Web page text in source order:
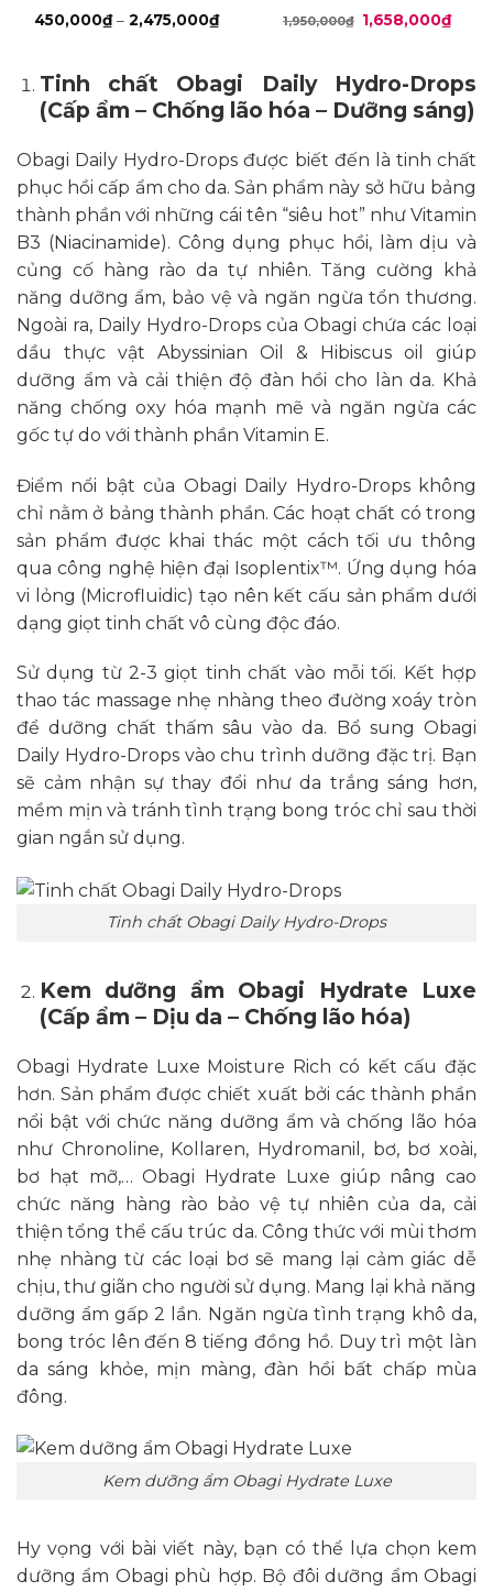
450,000₫ – 2,475,000₫Khoảng
giá:
đến
2,475,000₫
1,950,000₫ Giá
gốc
1,658,000₫Giá
hiện
Tinh chất Obagi Daily Hydro-Drops
(Cấp ẩm – Chống lão hóa – Dưỡng sáng)
Obagi Daily Hydro-Drops được biết đến là tinh chất
phục hồi cấp ẩm cho da. Sản phẩm này sở hữu bảng
thành phần với những cái tên “siêu hot” như Vitamin
B3 (Niacinamide). Công dụng phục hồi, làm dịu và
củng cố hàng rào da tự nhiên. Tăng cường khả
năng dưỡng ẩm, bảo vệ và ngăn ngừa tổn thương.
Ngoài ra, Daily Hydro-Drops của Obagi chứa các loại
dầu thực vật Abyssinian Oil & Hibiscus oil giúp
dưỡng ẩm và cải thiện độ đàn hồi cho làn da. Khả
năng chống oxy hóa mạnh mẽ và ngăn ngừa các
gốc tự do với thành phần Vitamin E.
Điểm nổi bật của Obagi Daily Hydro-Drops không
chỉ nằm ở bảng thành phần. Các hoạt chất có trong
sản phẩm được khai thác một cách tối ưu thông
qua công nghệ hiện đại Isoplentix™. Ứng dụng hóa
vi lỏng (Microfluidic) tạo nên kết cấu sản phẩm dưới
dạng giọt tinh chất vô cùng độc đáo.
Sử dụng từ 2-3 giọt tinh chất vào mỗi tối. Kết hợp
thao tác massage nhẹ nhàng theo đường xoáy tròn
để dưỡng chất thấm sâu vào da. Bổ sung Obagi
Daily Hydro-Drops vào chu trình dưỡng đặc trị. Bạn
sẽ cảm nhận sự thay đổi như da trắng sáng hơn,
mềm mịn và tránh tình trạng bong tróc chỉ sau thời
gian ngắn sử dụng.
Tinh chất Obagi Daily Hydro-Drops
Kem dưỡng ẩm Obagi Hydrate Luxe
(Cấp ẩm – Dịu da – Chống lão hóa)
Obagi Hydrate Luxe Moisture Rich có kết cấu đặc
hơn. Sản phẩm được chiết xuất bởi các thành phần
nổi bật với chức năng dưỡng ẩm và chống lão hóa
như Chronoline, Kollaren, Hydromanil, bơ, bơ xoài,
bơ hạt mỡ,… Obagi Hydrate Luxe giúp nâng cao
chức năng hàng rào bảo vệ tự nhiên của da, cải
thiện tổng thể cấu trúc da. Công thức với mùi thơm
nhẹ nhàng từ các loại bơ sẽ mang lại cảm giác dễ
chịu, thư giãn cho người sử dụng. Mang lại khả năng
dưỡng ẩm gấp 2 lần. Ngăn ngừa tình trạng khô da,
bong tróc lên đến 8 tiếng đồng hồ. Duy trì một làn
da sáng khỏe, mịn màng, đàn hồi bất chấp mùa
đông.
Kem dưỡng ẩm Obagi Hydrate Luxe
Hy vọng với bài viết này, bạn có thể lựa chọn kem
dưỡng ẩm Obagi phù hợp. Bộ đôi dưỡng ẩm Obagi